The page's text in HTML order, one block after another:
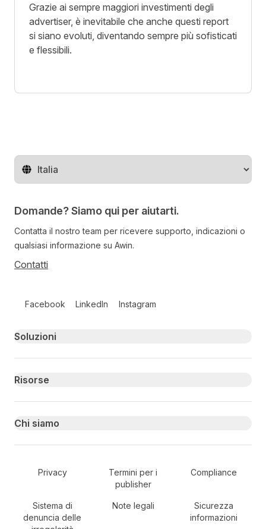
Grazie ai sempre maggiori investimenti degli
advertiser, è inevitabile che anche questi report
si siano evoluti, diventando sempre più sofisticati
e flessibili.
Cambia regione
Domande? Siamo qui per aiutarti.
Contatta il nostro team per ricevere supporto, indicazioni o
qualsiasi informazione su Awin.
Contatti
Facebook LinkedIn Instagram
Primary footer navigation
Soluzioni
Risorse
Chi siamo
Secondary Footer Navigation
Privacy
Termini per i
publisher
Compliance
Sistema di
denuncia delle
Note legali
Sicurezza
informazioni